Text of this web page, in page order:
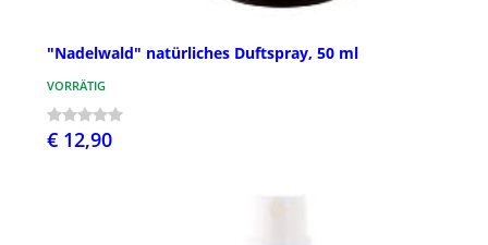
"Nadelwald" natürliches Duftspray, 50 ml
VORRÄTIG
€ 12,90